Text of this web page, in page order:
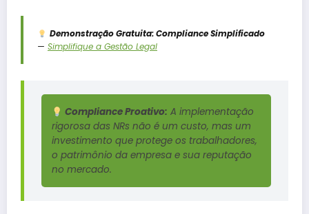
Demonstração Gratuita: Compliance Simplificado
— Simplifique a Gestão Legal
Compliance Proativo: A implementação
rigorosa das NRs não é um custo, mas um
investimento que protege os trabalhadores,
o patrimônio da empresa e sua reputação
no mercado.